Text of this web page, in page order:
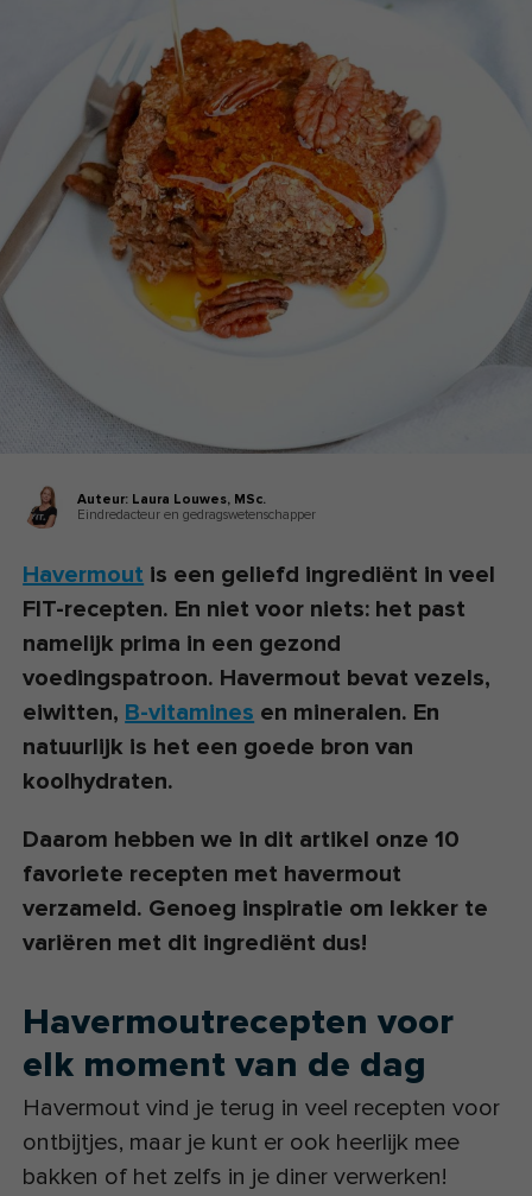
Auteur: Laura Louwes, MSc.
Eindredacteur en gedragswetenschapper
Havermout is een geliefd ingrediënt in veel
FIT-recepten. En niet voor niets: het past
namelijk prima in een gezond
voedingspatroon. Havermout bevat vezels,
eiwitten, B-vitamines en mineralen. En
natuurlijk is het een goede bron van
koolhydraten.
Daarom hebben we in dit artikel onze 10
favoriete recepten met havermout
verzameld. Genoeg inspiratie om lekker te
variëren met dit ingrediënt dus!
Havermoutrecepten voor
elk moment van de dag
Havermout vind je terug in veel recepten voor
ontbijtjes, maar je kunt er ook heerlijk mee
bakken of het zelfs in je diner verwerken!